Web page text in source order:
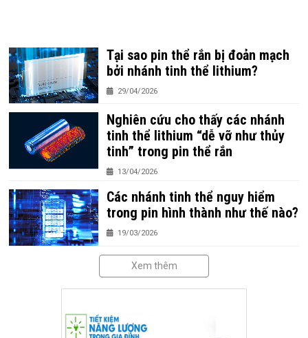
Tại sao pin thể rắn bị đoản mạch
bởi nhánh tinh thể lithium?
29/04/2026
Nghiên cứu cho thấy các nhánh
tinh thể lithium “dễ vỡ như thủy
tinh” trong pin thể rắn
13/04/2026
Các nhánh tinh thể nguy hiểm
trong pin hình thành như thế nào?
19/03/2026
Xem thêm